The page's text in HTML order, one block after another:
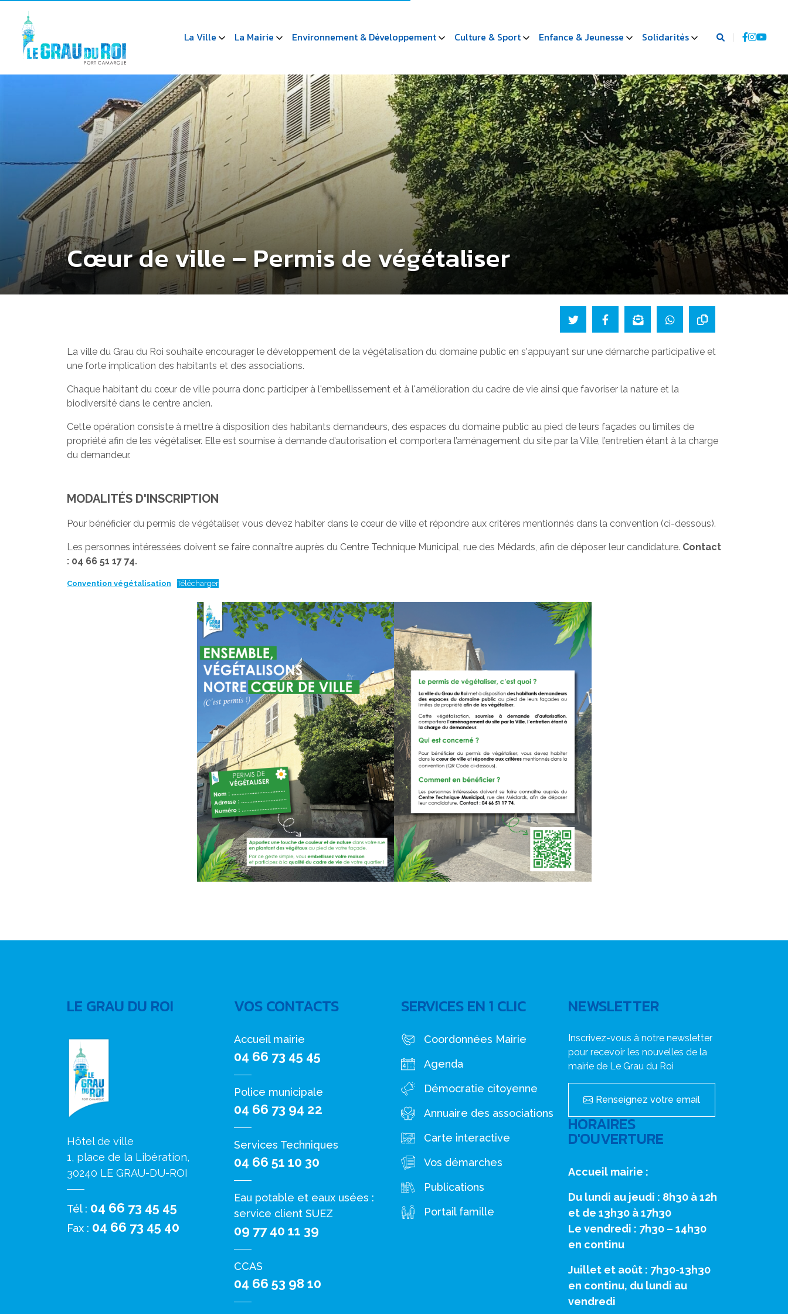
La Ville La Mairie Environnement & Développement Culture & Sport Enfance & Jeunesse Solidarités
Cœur de ville – Permis de végétaliser
La ville du Grau du Roi souhaite encourager le développement de la végétalisation du domaine public en s'appuyant sur une démarche participative et
une forte implication des habitants et des associations.
Chaque habitant du cœur de ville pourra donc participer à l'embellissement et à l'amélioration du cadre de vie ainsi que favoriser la nature et la
biodiversité dans le centre ancien.
Cette opération consiste à mettre à disposition des habitants demandeurs, des espaces du domaine public au pied de leurs façades ou limites de
propriété afin de les végétaliser. Elle est soumise à demande d’autorisation et comportera l’aménagement du site par la Ville, l’entretien étant à la charge
du demandeur.
MODALITÉS D'INSCRIPTION
Pour bénéficier du permis de végétaliser, vous devez habiter dans le cœur de ville et répondre aux critères mentionnés dans la convention (ci-dessous).
Les personnes intéressées doivent se faire connaître auprès du Centre Technique Municipal, rue des Médards, afin de déposer leur candidature. Contact
: 04 66 51 17 74.
Convention végétalisation Télécharger
LE GRAU DU ROI
Hôtel de ville
1, place de la Libération,
30240 LE GRAU-DU-ROI
Tél : 04 66 73 45 45
Fax : 04 66 73 45 40
VOS CONTACTS
Accueil mairie
04 66 73 45 45
Police municipale
04 66 73 94 22
Services Techniques
04 66 51 10 30
Eau potable et eaux usées :
service client SUEZ
09 77 40 11 39
CCAS
04 66 53 98 10
SERVICES EN 1 CLIC
Coordonnées Mairie
Agenda
Démocratie citoyenne
Annuaire des associations
Carte interactive
Vos démarches
Publications
Portail famille
NEWSLETTER
Inscrivez-vous à notre newsletter
pour recevoir les nouvelles de la
mairie de Le Grau du Roi
Renseignez votre email
HORAIRES
D'OUVERTURE
Accueil mairie :
Du lundi au jeudi : 8h30 à 12h
et de 13h30 à 17h30
Le vendredi : 7h30 – 14h30
en continu
Juillet et août : 7h30-13h30
en continu, du lundi au
vendredi